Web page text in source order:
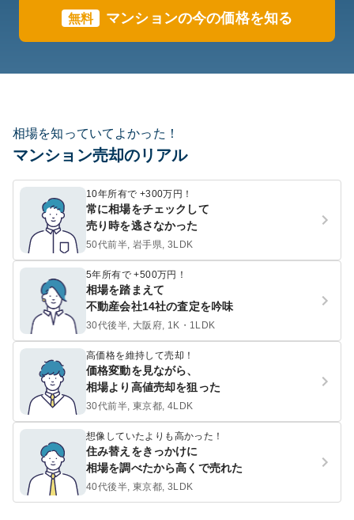
無料 マンションの今の価格を知る
相場を知っていてよかった！
マンション売却のリアル
10年所有で +300万円！
常に相場をチェックして
売り時を逃さなかった
50代前半, 岩手県, 3LDK
5年所有で +500万円！
相場を踏まえて
不動産会社14社の査定を吟味
30代後半, 大阪府, 1K・1LDK
高価格を維持して売却！
価格変動を見ながら、
相場より高値売却を狙った
30代前半, 東京都, 4LDK
想像していたよりも高かった！
住み替えをきっかけに
相場を調べたから高くで売れた
40代後半, 東京都, 3LDK